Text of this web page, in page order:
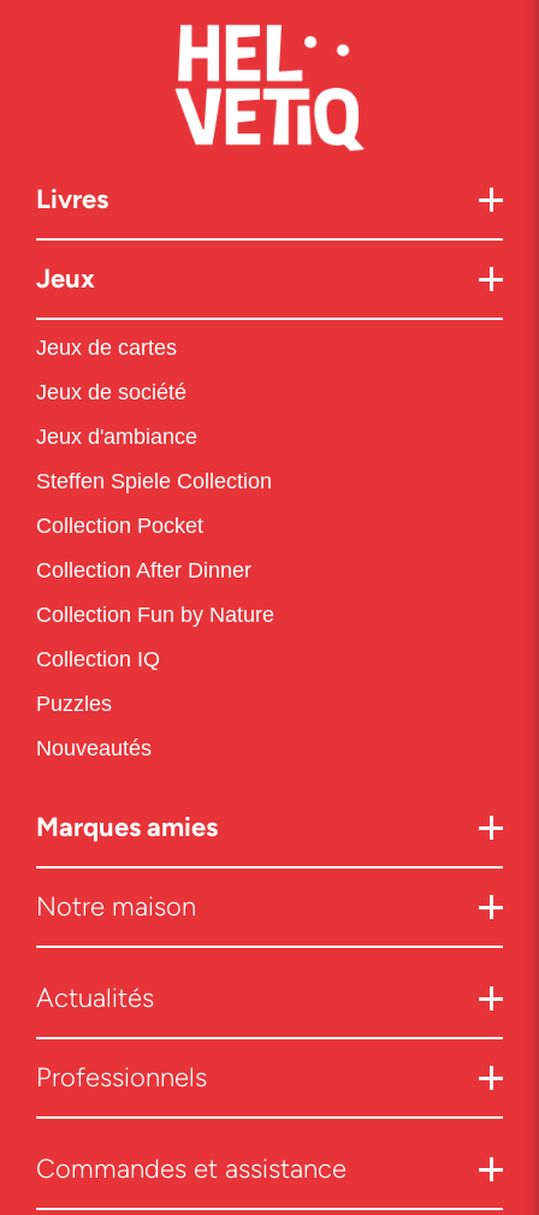
Livres
Jeux
Jeux de cartes
Jeux de société
Jeux d'ambiance
Steffen Spiele Collection
Collection Pocket
Collection After Dinner
Collection Fun by Nature
Collection IQ
Puzzles
Nouveautés
Marques amies
Notre maison
Actualités
Professionnels
Commandes et assistance